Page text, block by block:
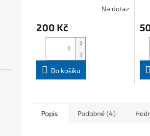
Na dotaz
200 Kč
Do košíku
Popis Podobné (4)